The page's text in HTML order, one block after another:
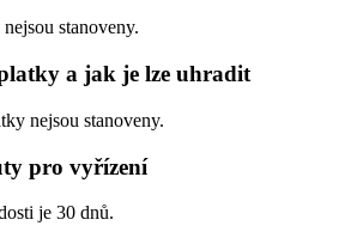
stanoveny.
a jak je lze uhradit
nejsou stanoveny.
pro vyřízení
je 30 dnů.